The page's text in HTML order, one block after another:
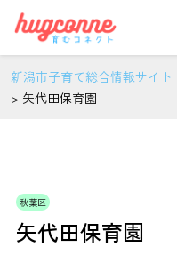
新潟市子育て総合情報サイト
> 矢代田保育園
秋葉区
矢代田保育園